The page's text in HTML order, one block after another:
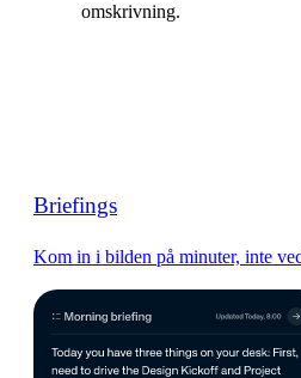
omskrivning.
Briefings
Kom in i bilden på minuter, inte